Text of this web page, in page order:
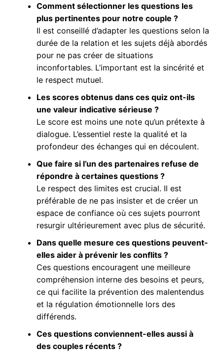
Comment sélectionner les questions les
plus pertinentes pour notre couple ?
Il est conseillé d’adapter les questions selon la
durée de la relation et les sujets déjà abordés
pour ne pas créer de situations
inconfortables. L’important est la sincérité et
le respect mutuel.
Les scores obtenus dans ces quiz ont-ils
une valeur indicative sérieuse ?
Le score est moins une note qu’un prétexte à
dialogue. L’essentiel reste la qualité et la
profondeur des échanges qui en découlent.
Que faire si l’un des partenaires refuse de
répondre à certaines questions ?
Le respect des limites est crucial. Il est
préférable de ne pas insister et de créer un
espace de confiance où ces sujets pourront
resurgir ultérieurement avec plus de sécurité.
Dans quelle mesure ces questions peuvent-
elles aider à prévenir les conflits ?
Ces questions encouragent une meilleure
compréhension interne des besoins et peurs,
ce qui facilite la prévention des malentendus
et la régulation émotionnelle lors des
différends.
Ces questions conviennent-elles aussi à
des couples récents ?